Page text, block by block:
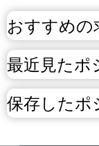
おすすめの
最近見たポ
保存したポ